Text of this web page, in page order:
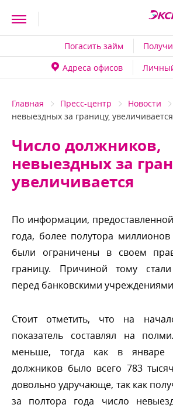
Погасить займ
Адреса офисо
Главная Пресс-центр Новости
невыездных за границу, увеличивается
Число должников,
невыездных за
увеличивается
По информации,
ода, более полутора миллионов
ыли ограничены в своем
раницу. Причиной тому стали
перед банковскими
Стоит отметить, что на
показатель составлял на
меньше, тогда как в январе
должников было всего 783
довольно удручающе, так как
за полтора года число